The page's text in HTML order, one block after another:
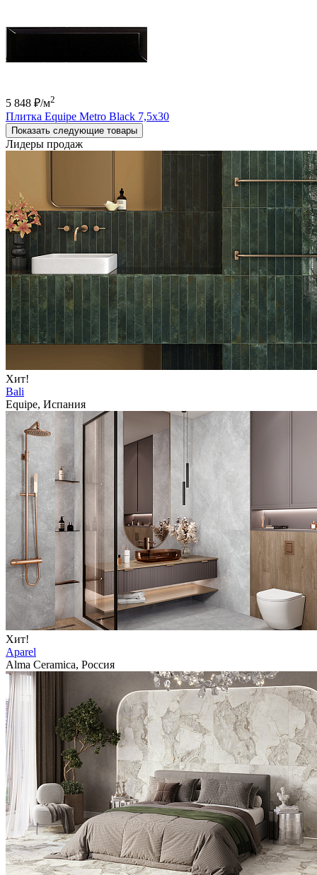
5 848 ₽/м2
Плитка Equipe Metro Black 7,5x30
Показать следующие товары
Лидеры продаж
Хит!
Bali
Equipe, Испания
Хит!
Aparel
Alma Ceramica, Россия